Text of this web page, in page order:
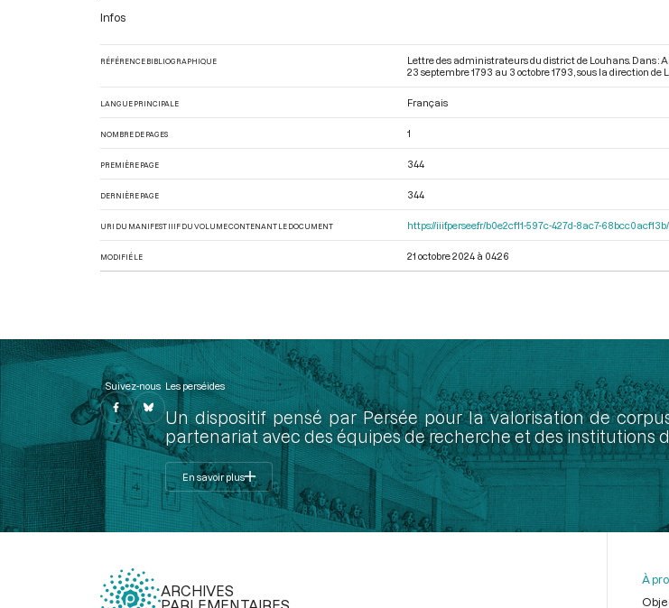
Infos
RÉFÉRENCE BIBLIOGRAPHIQUE
Lettre des administrateurs du district de Louhans. Dans :
23 septembre 1793 au 3 octobre 1793 , sous la direction
LANGUE PRINCIPALE Français
NOMBRE DE PAGES 1
PREMIÈRE PAGE 344
DERNIÈRE PAGE 344
URI DU MANIFEST IIIF DU VOLUME CONTENANT LE DOCUMENT https://iiif.persee.fr/b0e2cf11-597c-427d-8ac7-
MODIFIÉ LE 21 octobre 2024 à 04:26
Suivez-nous Les perséides
Un dispositif pensé par Persée pour la valorisation de
partenariat avec des équipes de recherche et des institutions
En savoir plus
ARCHIVES
À